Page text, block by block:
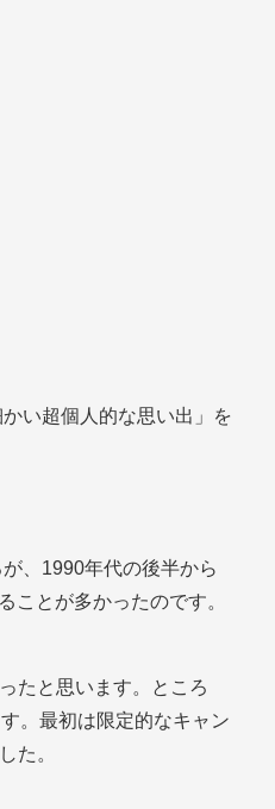
い超個人的な思い出」を
、1990年代の後半から
ことが多かったのです。
たと思います。ところ
。最初は限定的なキャン
た。